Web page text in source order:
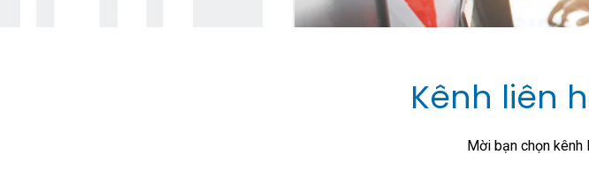
Kênh liên
Mời bạn chọn kênh